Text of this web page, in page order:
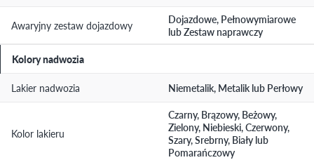
Awaryjny zestaw dojazdowy
Dojazdowe, Pełnowymiarowe
lub Zestaw naprawczy
Kolory nadwozia
Lakier nadwozia Niemetalik, Metalik lub Perłowy
Kolor lakieru
Czarny, Brązowy, Beżowy,
Zielony, Niebieski, Czerwony,
Szary, Srebrny, Biały lub
Pomarańczowy